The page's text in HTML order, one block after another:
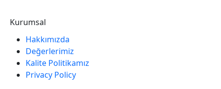
Kurumsal
Hakkımızda
Değerlerimiz
Kalite Politikamız
Privacy Policy